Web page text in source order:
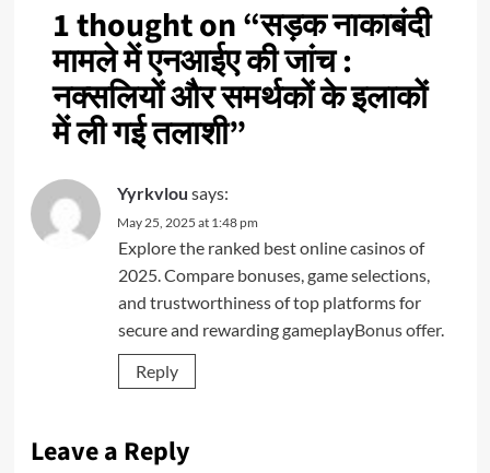
1 thought on “सड़क नाकाबंदी
मामले में एनआईए की जांच :
नक्सलियों और समर्थकों के इलाकों
में ली गई तलाशी”
Yyrkvlou says:
May 25, 2025 at 1:48 pm
Explore the ranked best online casinos of
2025. Compare bonuses, game selections,
and trustworthiness of top platforms for
secure and rewarding gameplayBonus offer.
Reply
Leave a Reply